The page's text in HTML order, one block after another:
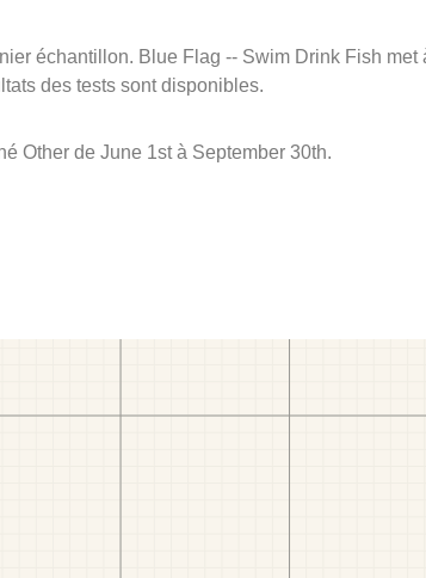
échantillon. Blue Flag -- Swim Drink Fish met
des tests sont disponibles.
Other de June 1st à September 30th.